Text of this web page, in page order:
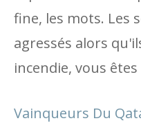
fine, les mots. Les
agressés alors
incendie, vous
Vainqueurs Du